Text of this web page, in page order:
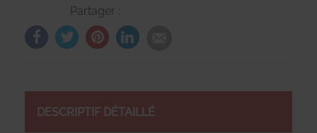
Partager :
DESCRIPTIF DÉTAILLÉ